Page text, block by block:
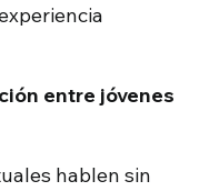
entre jóvenes
hablen sin